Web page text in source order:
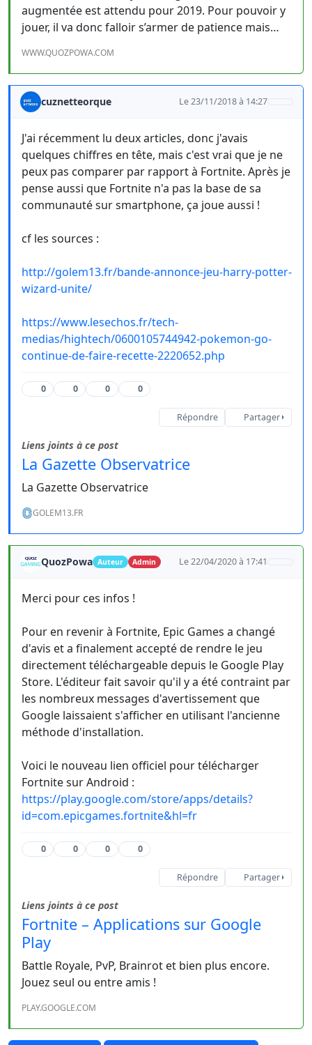
augmentée est attendu pour 2019. Pour pouvoir y
jouer, il va donc falloir s’armer de patience mais…
WWW.QUOZPOWA.COM
cuznetteorque Le 23/11/2018 à 14:27
J'ai récemment lu deux articles, donc j'avais
quelques chiffres en tête, mais c'est vrai que je ne
peux pas comparer par rapport à Fortnite. Après je
pense aussi que Fortnite n'a pas la base de sa
communauté sur smartphone, ça joue aussi !
cf les sources :
http://golem13.fr/bande-annonce-jeu-harry-potter-
wizard-unite/
https://www.lesechos.fr/tech-
medias/hightech/0600105744942-pokemon-go-
continue-de-faire-recette-2220652.php
0 0 0 0
Répondre Partager
Liens joints à ce post
La Gazette Observatrice
La Gazette Observatrice
GOLEM13.FR
QuozPowa Auteur Admin Le 22/04/2020 à 17:41
Merci pour ces infos !
Pour en revenir à Fortnite, Epic Games a changé
d'avis et a finalement accepté de rendre le jeu
directement téléchargeable depuis le Google Play
Store. L'éditeur fait savoir qu'il y a été contraint par
les nombreux messages d'avertissement que
Google laissaient s'afficher en utilisant l'ancienne
méthode d'installation.
Voici le nouveau lien officiel pour télécharger
Fortnite sur Android :
https://play.google.com/store/apps/details?
id=com.epicgames.fortnite&hl=fr
0 0 0 0
Répondre Partager
Liens joints à ce post
Fortnite – Applications sur Google
Play
Battle Royale, PvP, Brainrot et bien plus encore.
Jouez seul ou entre amis !
PLAY.GOOGLE.COM